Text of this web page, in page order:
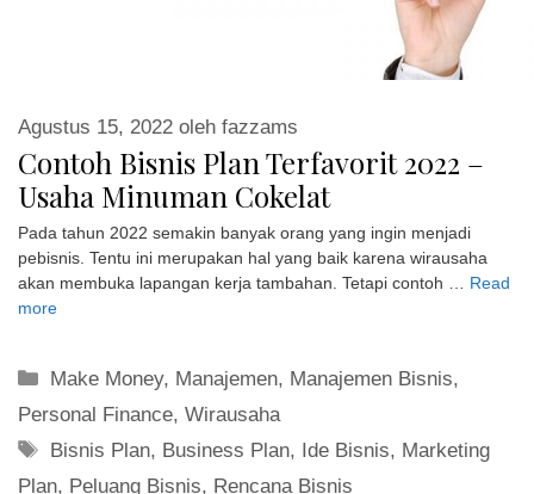
Contoh Bisnis Plan Terfavorit 2022 –
Usaha Minuman Cokelat
Agustus 15, 2022 oleh fazzams
Pada tahun 2022 semakin banyak orang yang ingin menjadi
pebisnis. Tentu ini merupakan hal yang baik karena wirausaha
akan membuka lapangan kerja tambahan. Tetapi contoh … Read
more
Kategori
Make Money, Manajemen, Manajemen Bisnis,
Personal Finance, Wirausaha
Tag
Bisnis Plan, Business Plan, Ide Bisnis, Marketing
Plan, Peluang Bisnis, Rencana Bisnis